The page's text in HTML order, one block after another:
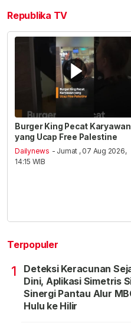
Republika TV
Burger King Pecat Karyawan
yang Ucap Free Palestine
Dailynews - Jumat , 07 Aug 2026,
14:15 WIB
Terpopuler
1
Deteksi Keracunan
Dini, Aplikasi Simetris
Sinergi Pantau Alur
Hulu ke Hilir